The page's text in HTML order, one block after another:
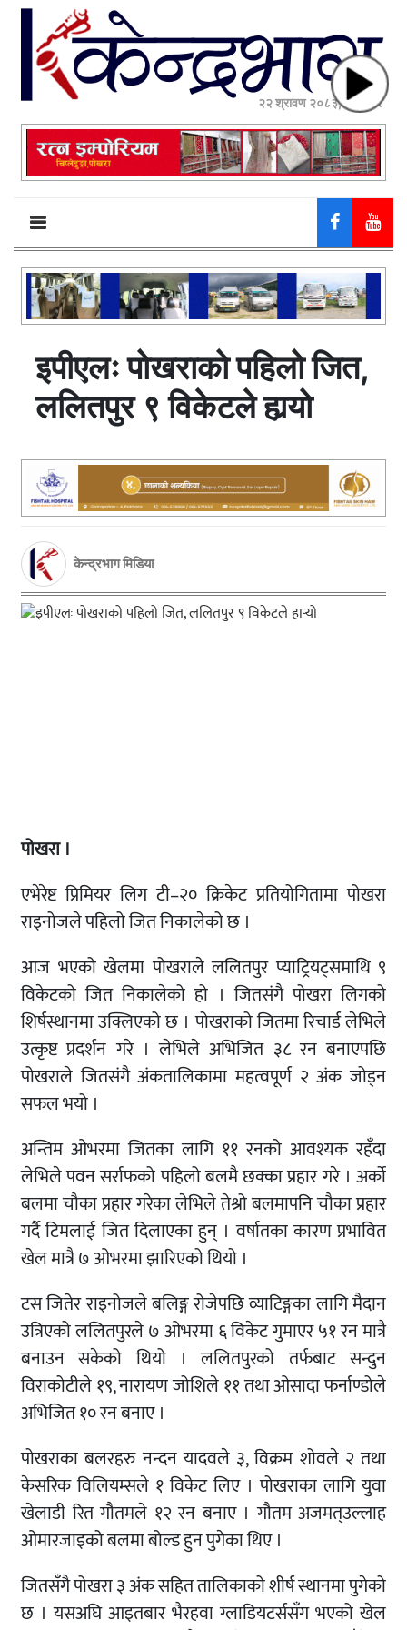
२२ श्रावण २०८३, शुक्रबार
इपीएलः पोखराको पहिलो जित,
ललितपुर ९ विकेटले हार्‍यो
केन्द्रभाग मिडिया
पोखरा ।
एभेरेष्ट प्रिमियर लिग टी–२० क्रिकेट प्रतियोगितामा पोखरा
राइनोजले पहिलो जित निकालेको छ ।
आज भएको खेलमा पोखराले ललितपुर प्याट्रियट्समाथि ९
विकेटको जित निकालेको हो । जितसंगै पोखरा लिगको
शिर्षस्थानमा उक्लिएको छ । पोखराको जितमा रिचार्ड लेभिले
उत्कृष्ट प्रदर्शन गरे । लेभिले अभिजित ३८ रन बनाएपछि
पोखराले जितसंगै अंकतालिकामा महत्वपूर्ण २ अंक जोड्न
सफल भयो ।
अन्तिम ओभरमा जितका लागि ११ रनको आवश्यक रहँदा
लेभिले पवन सर्राफको पहिलो बलमै छक्का प्रहार गरे । अर्को
बलमा चौका प्रहार गरेका लेभिले तेश्रो बलमापनि चौका प्रहार
गर्दै टिमलाई जित दिलाएका हुन् । वर्षातका कारण प्रभावित
खेल मात्रै ७ ओभरमा झारिएको थियो ।
टस जितेर राइनोजले बलिङ्ग रोजेपछि व्याटिङ्गका लागि मैदान
उत्रिएको ललितपुरले ७ ओभरमा ६ विकेट गुमाएर ५१ रन मात्रै
बनाउन सकेको थियो । ललितपुरको तर्फबाट सन्दुन
विराकोटीले १९, नारायण जोशिले ११ तथा ओसादा फर्नाण्डोले
अभिजित १० रन बनाए ।
पोखराका बलरहरु नन्दन यादवले ३, विक्रम शोवले २ तथा
केसरिक विलियम्सले १ विकेट लिए । पोखराका लागि युवा
खेलाडी रित गौतमले १२ रन बनाए । गौतम अजमत्उल्लाह
ओमारजाइको बलमा बोल्ड हुन पुगेका थिए ।
जितसँगै पोखरा ३ अंक सहित तालिकाको शीर्ष स्थानमा पुगेको
छ । यसअघि आइतबार भैरहवा ग्लाडियटर्ससँग भएको खेल